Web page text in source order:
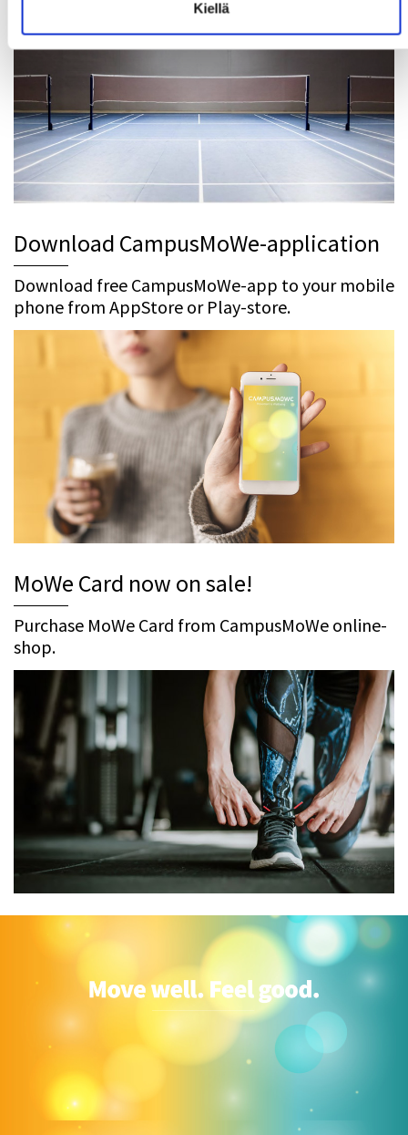
Kiellä
Download CampusMoWe-application
Download free CampusMoWe-app to your mobile
phone from AppStore or Play-store.
MoWe Card now on sale!
Purchase MoWe Card from CampusMoWe online-
shop.